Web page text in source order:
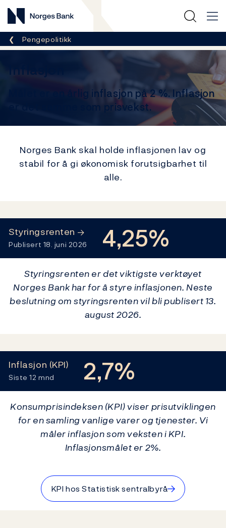
Norges Bank
Her er du nå:
Pengepolitikk
Inflasjon
Målet er en årlig inflasjon på 2 %. Inflasjon
er det samme som prisvekst.
Norges Bank skal holde inflasjonen lav og
stabil for å gi økonomisk forutsigbarhet til
alle.
Lenker
Styringsrenten → 4,25%
Publisert 18. juni 2026
Styringsrenten er det viktigste verktøyet
Norges Bank har for å styre inflasjonen. Neste
beslutning om styringsrenten vil bli publisert 13.
august 2026.
Inflasjon (KPI) 2,7%
Siste 12 mnd
Konsumprisindeksen (KPI) viser prisutviklingen
for en samling vanlige varer og tjenester. Vi
måler inflasjon som veksten i KPI.
Inflasjonsmålet er 2%.
KPI hos Statistisk sentralbyrå→